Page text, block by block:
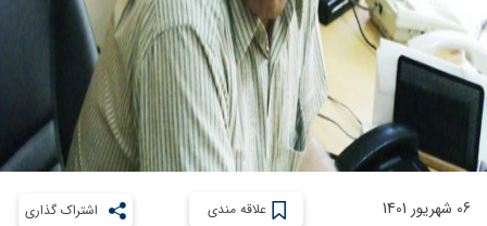
06 شهریور 1401 علاقه مندی اشتراک گذاری